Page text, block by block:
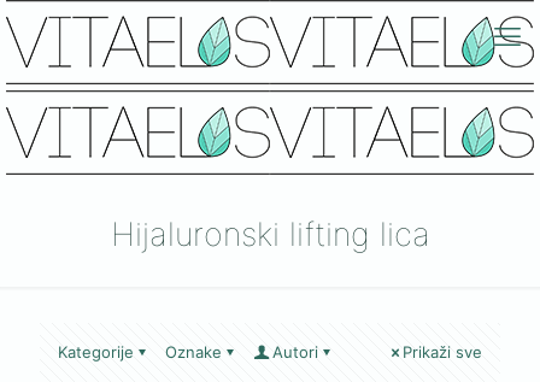
Hijaluronski lifting lica
Kategorije Oznake Autori Prikaži sve